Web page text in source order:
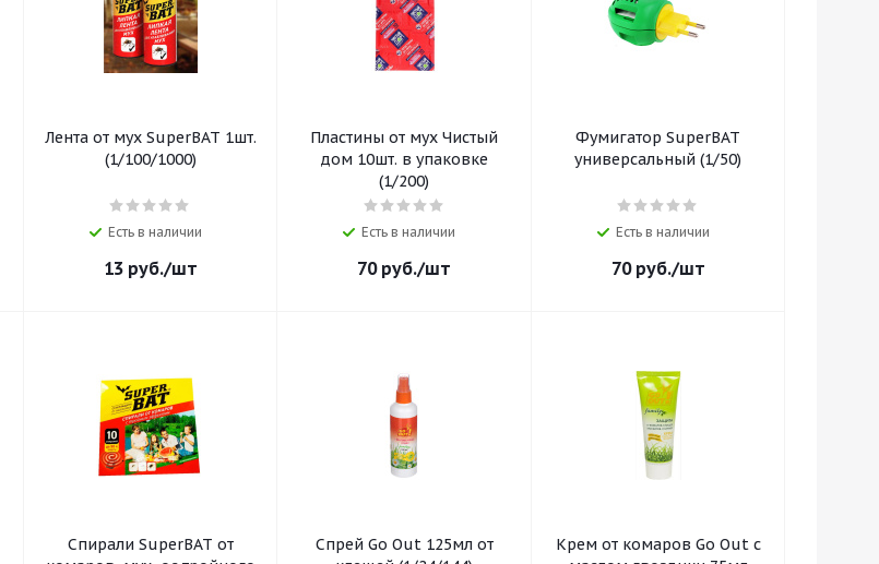
Лента от мух SuperBAT 1шт.
(1/100/1000)
Есть в наличии
13руб./шт
Пластины от мух Чистый
дом 10шт. в упаковке
(1/200)
Есть в наличии
70руб./шт
Фумигатор SuperBAT
универсальный (1/50)
Есть в наличии
70руб./шт
Спирали SuperBAT от
Спрей Go Out 125мл от
Крем от комаров Go Out с